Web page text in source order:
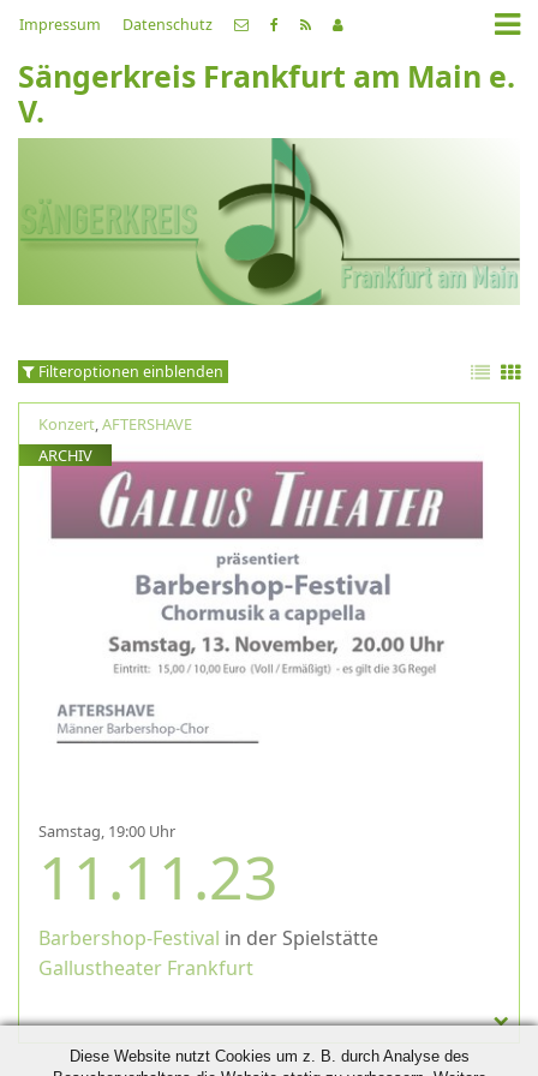
Impressum Datenschutz
Sängerkreis Frankfurt am Main e.
V.
Filteroptionen einblenden
Konzert,AFTERSHAVE
ARCHIV
Samstag, 19:00 Uhr
11.11.23
Barbershop-Festival in der Spielstätte
Gallustheater Frankfurt
Diese Website nutzt Cookies um z. B. durch Analyse des